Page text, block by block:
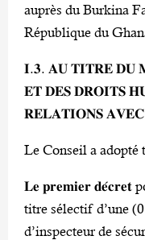
auprès du Burkina
République du
𝐈.𝟑. 𝐀𝐔 𝐓𝐈𝐓𝐑𝐄 𝐃𝐔
𝐄𝐓 𝐃𝐄𝐒 𝐃𝐑𝐎𝐈𝐓𝐒
𝐑𝐄𝐋𝐀𝐓𝐈𝐎𝐍𝐒 𝐀𝐕𝐄𝐂
Le Conseil a adopté
𝐋𝐞 𝐩𝐫𝐞𝐦𝐢𝐞𝐫 𝐝𝐞́𝐜𝐫𝐞𝐭
titre sélectif d’une
d’inspecteur de